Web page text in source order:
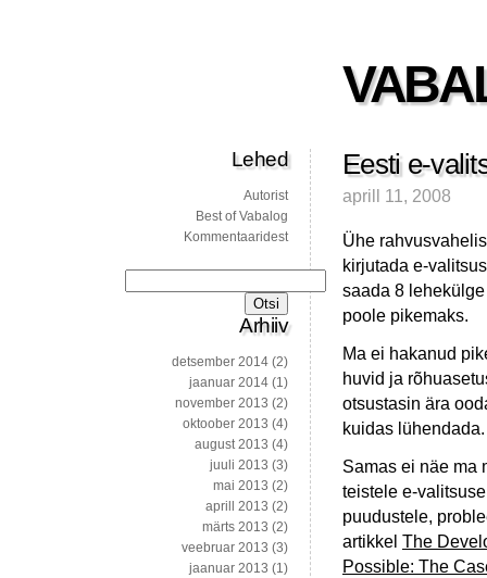
Eesti e-
aprill 11, 2008
Ühe
kirjutada e-
saada 8
poole pikemaks.
Ma ei hakanud
huvid ja
otsustasin ära
kuidas lühendada.
Samas ei näe ma
teistele e-
puudustele,
artikkel The
Possible: The
Lehed
Autorist
Best of Vabalog
Kommentaaridest
Arhiiv
detsember 2014 (2)
jaanuar 2014 (1)
november 2013 (2)
oktoober 2013 (4)
august 2013 (4)
juuli 2013 (3)
mai 2013 (2)
aprill 2013 (2)
märts 2013 (2)
veebruar 2013 (3)
jaanuar 2013 (1)